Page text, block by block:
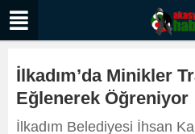
İlkadım’da Minikler
Eğlenerek Öğreniyor
İlkadım Belediyesi İhsan